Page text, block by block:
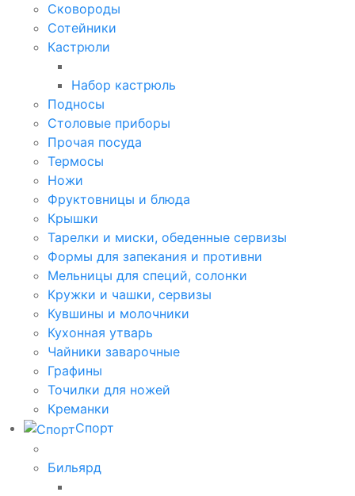
Сковороды
Сотейники
Кастрюли
Набор кастрюль
Подносы
Столовые приборы
Прочая посуда
Термосы
Ножи
Фруктовницы и блюда
Крышки
Тарелки и миски, обеденные сервизы
Формы для запекания и противни
Мельницы для специй, солонки
Кружки и чашки, сервизы
Кувшины и молочники
Кухонная утварь
Чайники заварочные
Графины
Точилки для ножей
Креманки
Спорт
Бильярд